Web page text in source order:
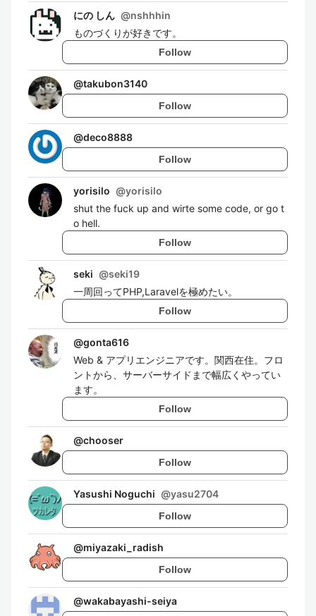
にの しん @nshhhin
ものづくりが好きです。
Follow
@takubon3140
Follow
@deco8888
Follow
yorisilo @yorisilo
shut the fuck up and wirte some code, or go t
o hell.
Follow
seki @seki19
一周回ってPHP,Laravelを極めたい。
Follow
@gonta616
Web & アプリエンジニアです。関西在住。フロ
ントから、サーバーサイドまで幅広くやってい
ます。
Follow
@chooser
Follow
Yasushi Noguchi @yasu2704
Follow
@miyazaki_radish
Follow
@wakabayashi-seiya